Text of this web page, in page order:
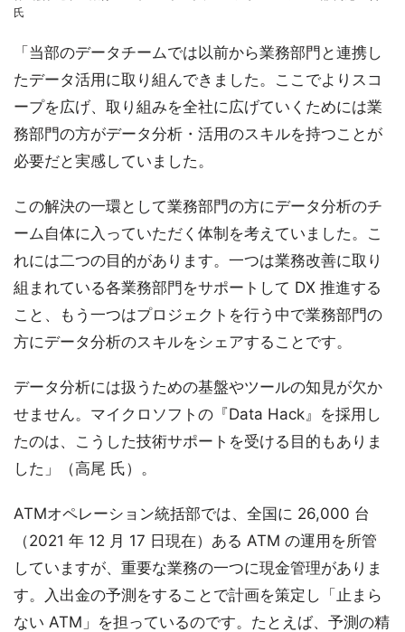
氏
「当部のデータチームでは以前から業務部門と連携し
たデータ活用に取り組んできました。ここでよりスコ
ープを広げ、取り組みを全社に広げていくためには業
務部門の方がデータ分析・活用のスキルを持つことが
必要だと実感していました。
この解決の一環として業務部門の方にデータ分析のチ
ーム自体に入っていただく体制を考えていました。こ
れには二つの目的があります。一つは業務改善に取り
組まれている各業務部門をサポートして DX 推進する
こと、もう一つはプロジェクトを行う中で業務部門の
方にデータ分析のスキルをシェアすることです。
データ分析には扱うための基盤やツールの知見が欠か
せません。マイクロソフトの『Data Hack』を採用し
たのは、こうした技術サポートを受ける目的もありま
した」（高尾 氏）。
ATMオペレーション統括部では、全国に 26,000 台
（2021 年 12 月 17 日現在）ある ATM の運用を所管
していますが、重要な業務の一つに現金管理がありま
す。入出金の予測をすることで計画を策定し「止まら
ない ATM」を担っているのです。たとえば、予測の精